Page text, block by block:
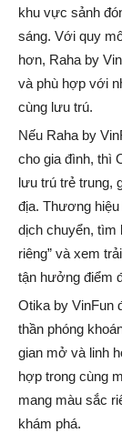
khu vực sảnh
sáng. Với quy
hơn, Raha by
và phù hợp với
cùng lưu trú.
Nếu Raha by
cho gia đình, thì
lưu trú trẻ trung,
địa. Thương
dịch chuyển, tìm
riêng” và xem
tận hưởng điểm
Otika by VinFun
thần phóng
gian mở và linh
hợp trong cùng
mang màu sắc
khám phá.